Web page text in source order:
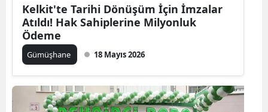
Ardahan
Karabük
Kilis
Kelkit'te Tarihi Dönüşüm İçin İmzalar
Atıldı! Hak Sahiplerine Milyonluk
Ödeme
Gümüşhane 18 Mayıs 2026